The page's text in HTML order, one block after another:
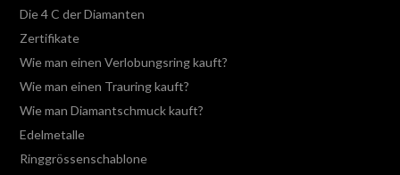
Die 4 C der Diamanten
Zertifikate
Wie man einen Verlobungsring kauft?
Wie man einen Trauring kauft?
Wie man Diamantschmuck kauft?
Edelmetalle
Ringgrössenschablone